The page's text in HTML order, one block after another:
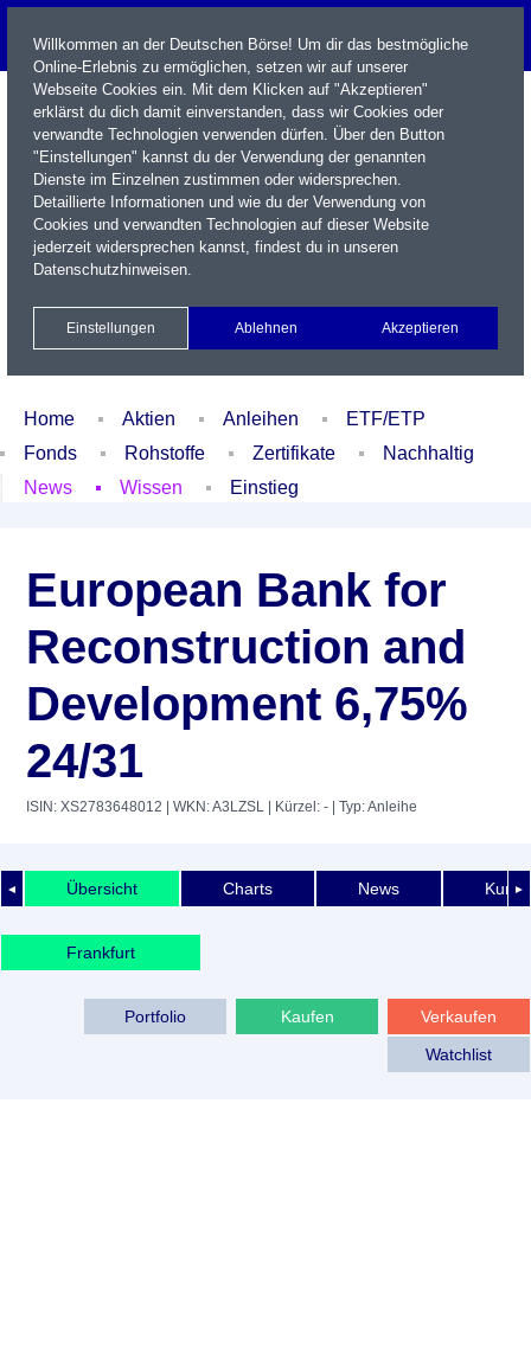
Name / WKN / ISIN / Kürzel
Xetra Realtime
Watchlist Portfolio Login
Home Aktien Anleihen
ETF/ETP
Fonds
Rohstoffe Zertifikate
Nachhaltig
News
Wissen Einstieg
European Bank for
Reconstruction and
Development 6,75%
24/31
ISIN: XS2783648012 | WKN: A3LZSL | Kürzel: - | Typ: Anleihe
◄ ►
Übersicht Charts News
Frankfurt
Verkaufen
Kaufen
Portfolio
Watchlist
Willkommen an der Deutschen Börse! Um dir das bestmögliche
Online-Erlebnis zu ermöglichen, setzen wir auf unserer
Webseite Cookies ein. Mit dem Klicken auf "Akzeptieren"
erklärst du dich damit einverstanden, dass wir Cookies oder
verwandte Technologien verwenden dürfen. Über den Button
"Einstellungen" kannst du der Verwendung der genannten
Dienste im Einzelnen zustimmen oder widersprechen.
Detaillierte Informationen und wie du der Verwendung von
Cookies und verwandten Technologien auf dieser Website
jederzeit widersprechen kannst, findest du in unseren
Datenschutzhinweisen.
Einstellungen Ablehnen Akzeptieren